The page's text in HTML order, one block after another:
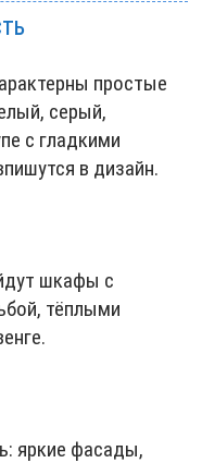
простые
серый,
с гладкими
в дизайн.
шкафы с
тёплыми
яркие фасады,